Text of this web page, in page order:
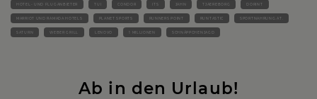
HOTEL- UND FLUGANBIETER TUI CONDOR ITS JAHN TJAEREBORG DORINT
MARRIOT UND RAMADA HOTELS PLANET SPORTS RUNNERS POINT RUNTASTIC SPORTNAHRUNG.AT.
SATURN WEBER GRILL LENOVO 1 MILLIONEN SCHNÄPPCHENJAGD
Ab in den Urlaub!